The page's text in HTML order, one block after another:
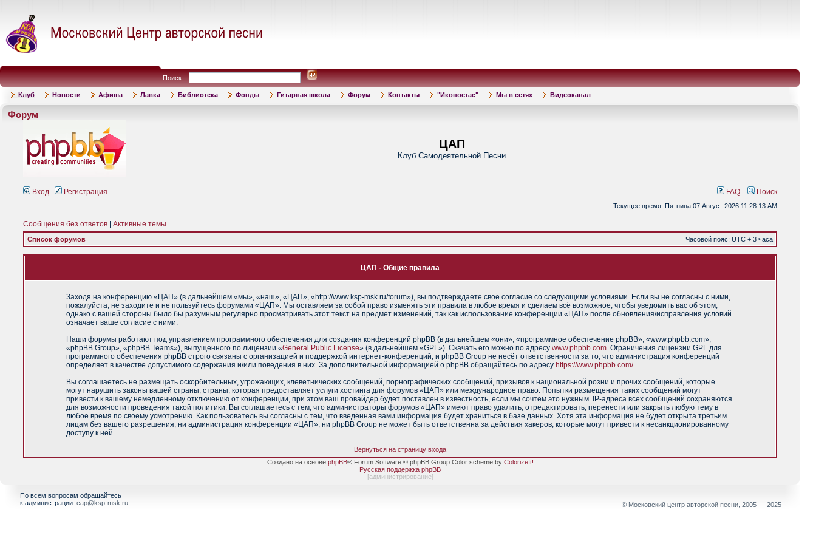
Поиск:
Клуб Новости Афиша Лавка Библиотека Фонды Гитарная школа Форум Контакты "Иконостас" Мы в сетях Видеоканал
Форум
ЦАП
Клуб Самодеятельной Песни
Вход Регистрация FAQ Поиск
Текущее время: Пятница 07 Август 2026 11:28:13 AM
Сообщения без ответов Активные темы
Список форумов Часовой пояс: UTC + 3 часа
ЦАП - Общие правила
Заходя на конференцию «ЦАП» (в дальнейшем «мы», «наш», «ЦАП», «http://www.ksp-msk.ru/forum»), вы подтверждаете своё согласие со следующими условиями. Если вы не согласны с ними,
пожалуйста, не заходите и не пользуйтесь форумами «ЦАП». Мы оставляем за собой право изменять эти правила в любое время и сделаем всё возможное, чтобы уведомить вас об этом,
однако с вашей стороны было бы разумным регулярно просматривать этот текст на предмет изменений, так как использование конференции «ЦАП» после обновления/исправления условий
означает ваше согласие с ними.
Наши форумы работают под управлением программного обеспечения для создания конференций phpBB (в дальнейшем «они», «программное обеспечение phpBB», «www.phpbb.com»,
«phpBB Group», «phpBB Teams»), выпущенного по лицензии «General Public License» (в дальнейшем «GPL»). Скачать его можно по адресу www.phpbb.com. Ограничения лицензии GPL для
программного обеспечения phpBB строго связаны с организацией и поддержкой интернет-конференций, и phpBB Group не несёт ответственности за то, что администрация конференций
определяет в качестве допустимого содержания и/или поведения в них. За дополнительной информацией о phpBB обращайтесь по адресу https://www.phpbb.com/.
Вы соглашаетесь не размещать оскорбительных, угрожающих, клеветнических сообщений, порнографических сообщений, призывов к национальной розни и прочих сообщений, которые
могут нарушить законы вашей страны, страны, которая предоставляет услуги хостинга для форумов «ЦАП» или международное право. Попытки размещения таких сообщений могут
привести к вашему немедленному отключению от конференции, при этом ваш провайдер будет поставлен в известность, если мы сочтём это нужным. IP-адреса всех сообщений сохраняются
для возможности проведения такой политики. Вы соглашаетесь с тем, что администраторы форумов «ЦАП» имеют право удалить, отредактировать, перенести или закрыть любую тему в
любое время по своему усмотрению. Как пользователь вы согласны с тем, что введённая вами информация будет храниться в базе данных. Хотя эта информация не будет открыта третьим
лицам без вашего разрешения, ни администрация конференции «ЦАП», ни phpBB Group не может быть ответственна за действия хакеров, которые могут привести к несанкционированному
доступу к ней.
Вернуться на страницу входа
Создано на основе phpBB® Forum Software © phpBB Group Color scheme by ColorizeIt!
Русская поддержка phpBB
[администрирование]
По всем вопросам обращайтесь
к администрации: cap@ksp-msk.ru © Московский центр авторской песни, 2005 — 2025